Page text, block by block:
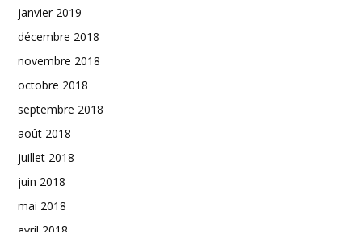
janvier 2019
décembre 2018
novembre 2018
octobre 2018
septembre 2018
août 2018
juillet 2018
juin 2018
mai 2018